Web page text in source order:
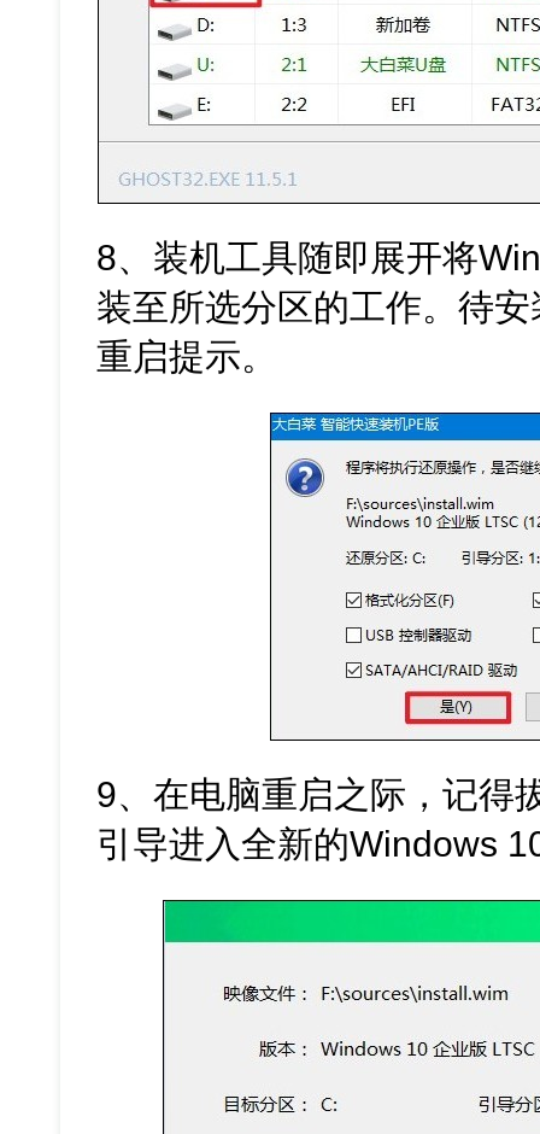
8、装机工具随即展开将
装至所选分区的工作。待
重启提示。
9、在电脑重启之际，记得
引导进入全新的Windows